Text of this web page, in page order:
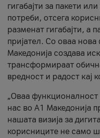
гигабајти за пакети
потреби, отсега
разменат гигабајти, а
пријател. Со оваа
Македонија создава
трансформираат
вредност и радост кај
„Оваа функционалност
нас во А1 Македонија
нашата визија за
корисниците не само